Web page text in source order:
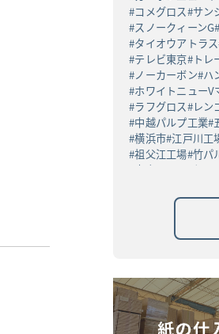
コメグロス サン
スノークィーンG
タイオウアトラス
テレビ東京 トレ
ノーカーボン ハ
ホワイトニューV
ラフグロス レン
中越パルプ工業
横浜市 江戸川工
祖父江工場 竹パ
高白ラフバガス